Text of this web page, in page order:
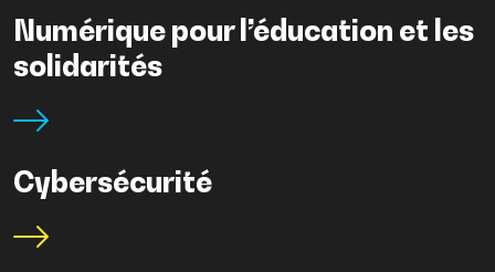
Numérique pour l’éducation et les
solidarités
Cybersécurité